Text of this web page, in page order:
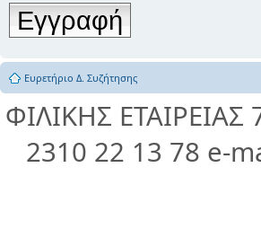
Εγγραφή
Ευρετήριο Δ. Συζήτησης
ΦΙΛΙΚΗΣ
2310 22 13 78 e-